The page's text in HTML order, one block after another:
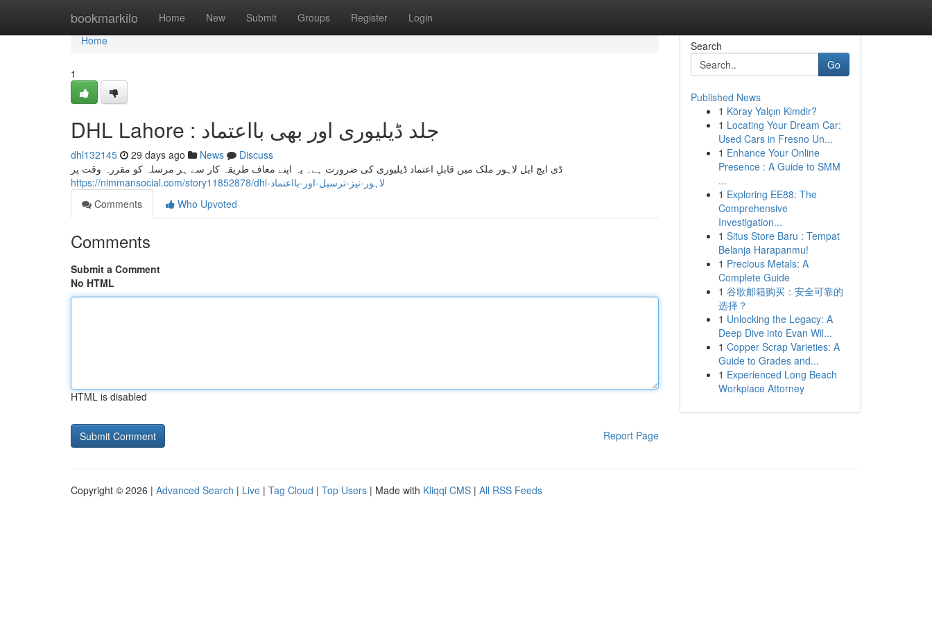
bookmarkilo Home New Submit Groups Register Login
Home
Home
1
DHL Lahore : جلد ڈیلیوری اور بھی بااعتماد
dhl132145 29 days ago News
Discuss
ڈی ایچ ایل لاہور ملک میں قابلِ اعتماد ڈیلیوری کی ضرورت ہے۔ یہ اپنے معاف طریقہ کار سے ہر مرسلہ کو مقررہ وقت پر
https://nimmansocial.com/story11852878/dhl-لاہور-تیز-ترسیل-اور-بااعتماد
Comments
Who Upvoted
Comments
Submit a Comment
No HTML
HTML is disabled
Report Page
Search
Go
Published News
1 Köray Yalçın Kimdir?
1 Locating Your Dream Car:
Used Cars in Fresno Un...
1 Enhance Your Online
Presence : A Guide to SMM
...
1 Exploring EE88: The
Comprehensive
Investigation...
1 Situs Store Baru : Tempat
Belanja Harapanmu!
1 Precious Metals: A
Complete Guide
1 谷歌邮箱购买：安全可靠的
选择？
1 Unlocking the Legacy: A
Deep Dive into Evan Wil...
1 Copper Scrap Varieties: A
Guide to Grades and...
1 Experienced Long Beach
Workplace Attorney
Copyright © 2026 | Advanced Search | Live | Tag Cloud | Top Users | Made with Kliqqi CMS | All RSS Feeds